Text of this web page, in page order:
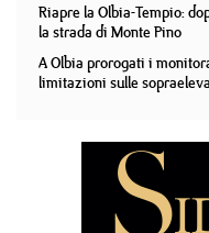
Riapre la Olbia-Tempio:
la strada di Monte Pino
A Olbia prorogati i
limitazioni sulle